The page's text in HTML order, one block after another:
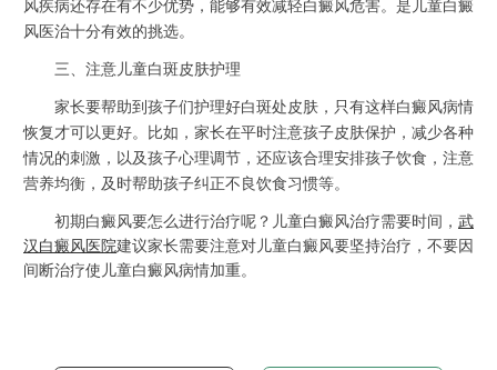
风疾病还存在有不少优势，能够有效减轻白癜风危害。是儿童白癜
风医治十分有效的挑选。
三、注意儿童白斑皮肤护理
家长要帮助到孩子们护理好白斑处皮肤，只有这样白癜风病情
恢复才可以更好。比如，家长在平时注意孩子皮肤保护，减少各种
情况的刺激，以及孩子心理调节，还应该合理安排孩子饮食，注意
营养均衡，及时帮助孩子纠正不良饮食习惯等。
初期白癜风要怎么进行治疗呢 ？儿童白癜风治疗需要时间， 武
汉白癜风医院建议家长需要注意对儿童白癜风要坚持治疗，不要因
间断治疗使儿童白癜风病情加重。